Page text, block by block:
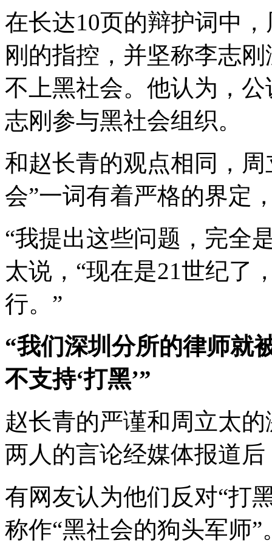
在长达10页的辩护词中
刚的指控，并坚称李志
不上黑社会。他认为，
志刚参与黑社会组织。
和赵长青的观点相同，
会”一词有着严格的界定
“我提出这些问题，完全
太说，“现在是21世纪了
行。”
“我们深圳分所的律师就
不支持‘打黑’”
赵长青的严谨和周立太
两人的言论经媒体报道
有网友认为他们反对“打
称作“黑社会的狗头军师”